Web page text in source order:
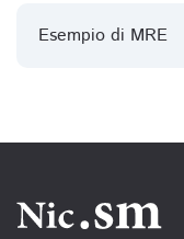
Esempio di MRE